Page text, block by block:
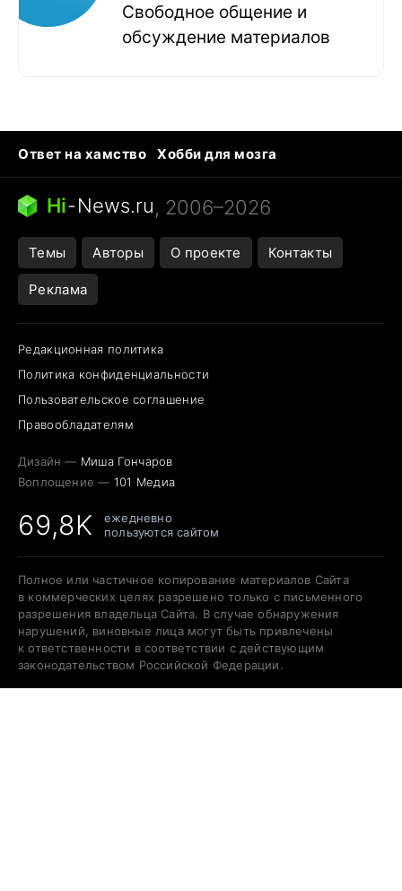
Свободное общение и
обсуждение материалов
Ответ на хамство
Хобби для мозга
Бензин 100 и 95
Тунцы в океанариуме
Следующая пандемия
Hi-News.ru, 2006–2026
Темы Авторы О проекте Контакты
Реклама
Редакционная политика
Политика конфиденциальности
Пользовательское соглашение
Правообладателям
Дизайн — Миша Гончаров
Воплощение — 101 Медиа
69,8K
ежедневно
пользуются сайтом
Полное или частичное копирование материалов Сайта
в коммерческих целях разрешено только с письменного
разрешения владельца Сайта. В случае обнаружения
нарушений, виновные лица могут быть привлечены
к ответственности в соответствии с действующим
законодательством Российской Федерации.